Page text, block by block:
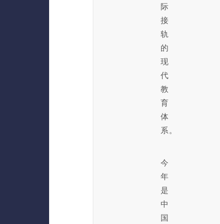
际
接
轨
的
现
代
教
育
体
系。
今
年
是
中
国